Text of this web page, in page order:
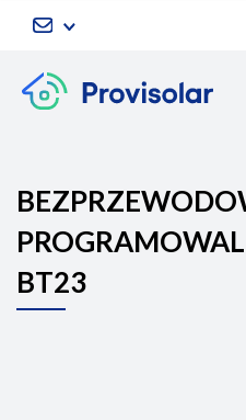
BT23